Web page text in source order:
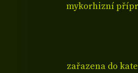
mykorhizní
zařazena do